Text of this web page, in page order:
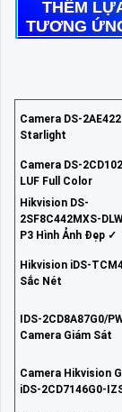
THÊM
TƯƠNG
Camera DS-
Starlight
Camera DS-
LUF Full Color
Hikvision DS-
2SF8C442MXS-
P3 Hình Ảnh Đẹp ✓
Hikvision iDS-
Sắc Nét
IDS-2CD8A87G0/
Camera Giám Sát
Camera Hikvision
iDS-2CD7146G0-